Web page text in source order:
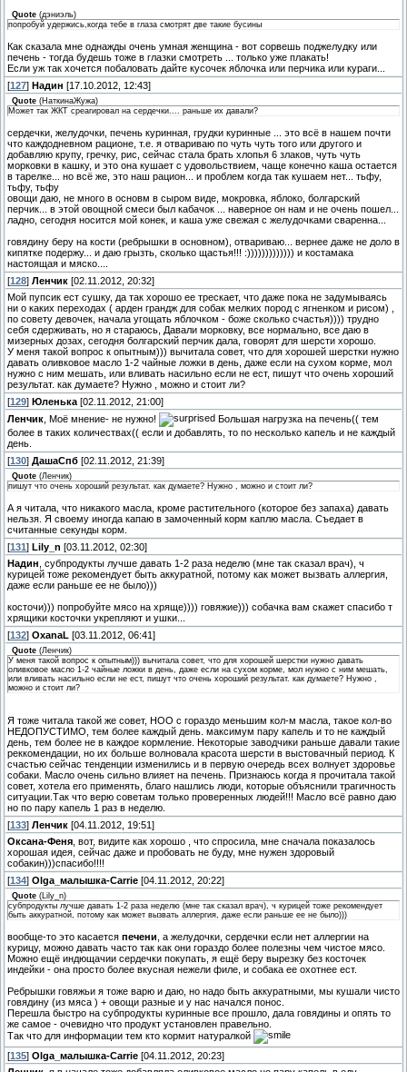
Quote (дэниэль)
попробуй удержись,когда тебе в глаза смотрят две такие бусины
Как сказала мне однажды очень умная женщина - вот сорвешь поджелудку или
печень - тогда будешь тоже в глазки смотреть ... только уже плакать!
Если уж так хочется побаловать дайте кусочек яблочка или перчика или кураги...
[127] Надин [17.10.2012, 12:43]
Quote (НаткинаЖужа)
Может так ЖКТ среагировал на сердечки.... раньше их давали?
сердечки, желудочки, печень куринная, грудки куринные ... это всё в нашем почти
что каждодневном рационе, т.е. я отвариваю по чуть чуть того или другого и
добавляю крупу, гречку, рис, сейчас стала брать хлопья 6 злаков, чуть чуть
морковки в кашку, и это она кушает с удовольствием, чаще конечно каша остается
в тарелке... но всё же, это наш рацион... и проблем когда так кушаем нет... тьфу,
тьфу, тьфу
овощи даю, не много в основм в сыром виде, мокровка, яблоко, болгарский
перчик... в этой овощной смеси был кабачок ... наверное он нам и не очень пошел...
ладно, сегодня носится мой конек, и каша уже свежая с желудочками сваренна...
говядину беру на кости (ребрышки в основном), отвариваю... вернее даже не доло в
кипятке подержу... и даю грызть, сколько щастья!!! :))))))))))))) и костамака
настоящая и мяско....
[128] Ленчик [02.11.2012, 20:32]
Мой пупсик ест сушку, да так хорошо ее трескает, что даже пока не задумываясь
ни о каких переходах ( арден грандж для собак мелких пород с ягненком и рисом) ,
по совету девочек, начала угощать яблочком - боже сколько счастья)))) трудно
себя сдерживать, но я стараюсь, Давали морковку, все нормально, все даю в
мизерных дозах, сегодня болгарский перчик дала, говорят для шерсти хорошо.
У меня такой вопрос к опытным))) вычитала совет, что для хорошей шерстки нужно
давать оливковое масло 1-2 чайные ложки в день, даже если на сухом корме, мол
нужно с ним мешать, или вливать насильно если не ест, пишут что очень хороший
результат. как думаете? Нужно , можно и стоит ли?
[129] Юленька [02.11.2012, 21:00]
Ленчик , Моё мнение- не нужно!
Большая нагрузка на печень(( тем
более в таких количествах(( если и добавлять, то по несколько капель и не каждый
день.
[130] ДашаСпб [02.11.2012, 21:39]
Quote (Ленчик)
пишут что очень хороший результат. как думаете? Нужно , можно и стоит ли?
А я читала, что никакого масла, кроме растительного (которое без запаха) давать
нельзя. Я своему иногда капаю в замоченный корм каплю масла. Съедает в
считанные секунды корм.
[131 ] Lily_n [03.11.2012, 02:30]
Надин , субпродукты лучше давать 1-2 раза неделю (мне так сказал врач), ч
курицей тоже рекомендует быть аккуратной, потому как может вызвать аллергия,
даже если раньше ее не было)))
косточи))) попробуйте мясо на хряще)))) говяжие))) собачка вам скажет спасибо т
хрящики косточки укрепляют и ушки...
[132] OxanaL [03.11.2012, 06:41]
Quote (Ленчик)
У меня такой вопрос к опытным))) вычитала совет, что для хорошей шерстки нужно давать
оливковое масло 1-2 чайные ложки в день, даже если на сухом корме, мол нужно с ним мешать,
или вливать насильно если не ест, пишут что очень хороший результат. как думаете? Нужно ,
можно и стоит ли?
Я тоже читала такой же совет, НОО с гораздо меньшим кол-м масла, такое кол-во
НЕДОПУСТИМО, тем более каждый день. максимум пару капель и то не каждый
день, тем более не в каждое кормление. Некоторые заводчики раньше давали такие
реккомендации, но их больше волновала красота шерсти в выстовачный период. К
счастью сейчас тенденции изменились и в первую очередь всех волнует здоровье
собаки. Масло очень сильно влияет на печень. Признаюсь когда я прочитала такой
совет, хотела его применять, благо нашлись люди, которые объяснили трагичность
ситуации.Так что верю советам только проверенных людей!!! Масло всё равно даю
но по пару капель 1 раз в неделю.
[133] Ленчик [04.11.2012, 19:51]
Оксана-Феня , вот, видите как хорошо , что спросила, мне сначала показалось
хорошая идея, сейчас даже и пробовать не буду, мне нужен здоровый
собакин)))спасибо!!!!
[134] Olga_малышка-Carrie [04.11.2012, 20:22]
Quote (Lily_n)
субпродукты лучше давать 1-2 раза неделю (мне так сказал врач), ч курицей тоже рекомендует
быть аккуратной, потому как может вызвать аллергия, даже если раньше ее не было)))
вообще-то это касается печени , а желудочки, сердечки если нет аллергии на
курицу, можно давать часто так как они гораздо более полезны чем чистое мясо.
Можно ещё индющачии сердечки покупать, я ещё беру вырезку без косточек
индейки - она просто более вкусная нежели филе, и собака ее охотнее ест.
Ребрышки говяжьи я тоже варю и даю, но надо быть аккуратными, мы кушали чисто
говядину (из мяса ) + овощи разные и у нас начался понос.
Перешла быстро на субпродукты куринные все прошло, дала говядины и опять то
же самое - очевидно что продукт установлен правельно.
Так что для информации тем кто кормит натуралкой
[135] Olga_малышка-Carrie [04.11.2012, 20:23]